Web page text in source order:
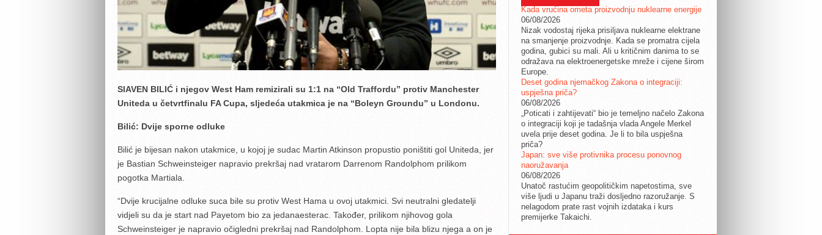
SlAVEN BILIĆ i njegov West Ham remizirali su 1:1 na “Old Traffordu” protiv Manchester
Uniteda u četvrtfinalu FA Cupa, sljedeća utakmica je na “Boleyn Groundu” u Londonu.
Bilić: Dvije sporne odluke
Bilić je bijesan nakon utakmice, u kojoj je sudac Martin Atkinson propustio poništiti gol Uniteda, jer
je Bastian Schweinsteiger napravio prekršaj nad vratarom Darrenom Randolphom prilikom
pogotka Martiala.
“Dvije krucijalne odluke suca bile su protiv West Hama u ovoj utakmici. Svi neutralni gledatelji
vidjeli su da je start nad Payetom bio za jedanaesterac. Također, prilikom njihovog gola
Schweinsteiger je napravio očigledni prekršaj nad Randolphom. Lopta nije bila blizu njega a on je
Kada vrućina ometa proizvodnju nuklearne energije
06/08/2026
Nizak vodostaj rijeka prisiljava nuklearne elektrane
na smanjenje proizvodnje. Kada se promatra cijela
godina, gubici su mali. Ali u kritičnim danima to se
odražava na elektroenergetske mreže i cijene širom
Europe.
Deset godina njemačkog Zakona o integraciji:
uspješna priča?
06/08/2026
„Poticati i zahtijevati“ bio je temeljno načelo Zakona
o integraciji koji je tadašnja vlada Angele Merkel
uvela prije deset godina. Je li to bila uspješna
priča?
Japan: sve više protivnika procesu ponovnog
naoružavanja
06/08/2026
Unatoč rastućim geopolitičkim napetostima, sve
više ljudi u Japanu traži dosljedno razoružanje. S
nelagodom prate rast vojnih izdataka i kurs
premijerke Takaichi.